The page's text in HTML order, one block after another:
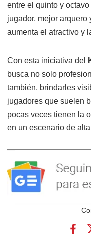
entre el quinto y
jugador, mejor arquero
aumenta el atractivo y
Con esta iniciativa del
busca no solo
también, brindarles
jugadores que suelen
pocas veces tienen la
en un escenario de